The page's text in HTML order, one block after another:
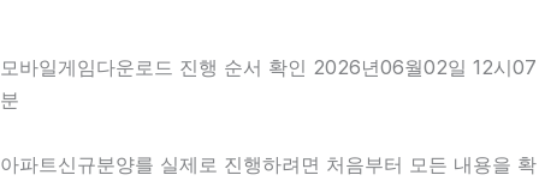
모바일게임다운로드 진행 순서 확인 2026년06월02일 12시07
분
아파트신규분양를 실제로 진행하려면 처음부터 모든 내용을 확